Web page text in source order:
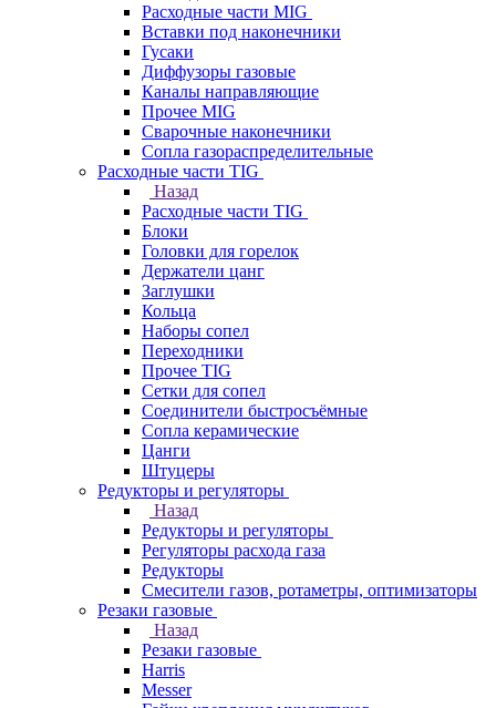
Расходные части MIG
Вставки под наконечники
Гусаки
Диффузоры газовые
Каналы направляющие
Прочее MIG
Сварочные наконечники
Сопла газораспределительные
Расходные части TIG
Назад
Расходные части TIG
Блоки
Головки для горелок
Держатели цанг
Заглушки
Кольца
Наборы сопел
Переходники
Прочее TIG
Сетки для сопел
Соединители быстросъёмные
Сопла керамические
Цанги
Штуцеры
Редукторы и регуляторы
Назад
Редукторы и регуляторы
Регуляторы расхода газа
Редукторы
Смесители газов, ротаметры, оптимизаторы
Резаки газовые
Назад
Резаки газовые
Harris
Messer